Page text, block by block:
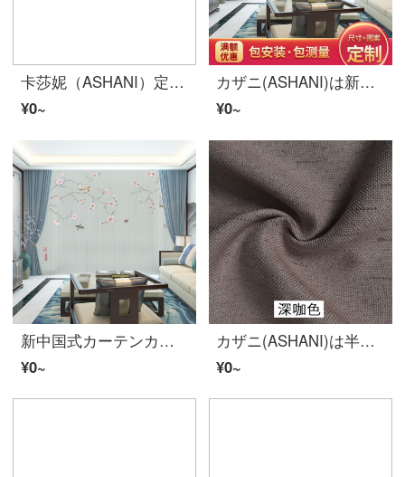
卡莎妮（ASHANI）定制半全遮光窗帘布纱中国风新中式禅意水墨酒店客厅卧室飘窗落地 S0074 布-挂钩加工/宽1米价格
¥0~
カザニ(ASHANI)は新中国風のカーテンを注文して作って、江山風水画の寝室のリビングルームの遮光書斎の窓のバルコニーのテーマホテルの入り口のカーテンの仕切りのカーテンS 0402布-フックの幅の1メートルの価格/何メートルを要していくつか写真を撮ります。
¥0~
新中国式カーテンカーテンのカーテンをカスタマイズします。桃の花のカササギの寝室のリビングルームの遮光ホテルの部屋の部屋の部屋の部屋の部屋の壁のカーテンS 0378-中国式の花鳥の布-フック幅1メートルの価格/何メートルを要していくつかの写真を撮りますか？
¥0~
カザニ(ASHANI)は半全遮光カーテンカーテンカーテンカーテンの仕切りカーテンをカスタマイズしました。新中国式オフィスルーム書斎客間会所ホテルの禅意水墨山水国画深さカレー色の純色麻カーテン-打孔幅1メートルの価格/何メートルの撮影が必要ですか？
¥0~